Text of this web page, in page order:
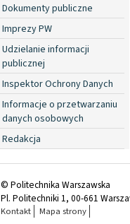
Dokumenty publiczne
Imprezy PW
Udzielanie informacji
publicznej
Inspektor Ochrony Danych
Informacje o przetwarzaniu
danych osobowych
Redakcja
© Politechnika Warszawska
Pl. Politechniki 1, 00-661
Kontakt Mapa strony